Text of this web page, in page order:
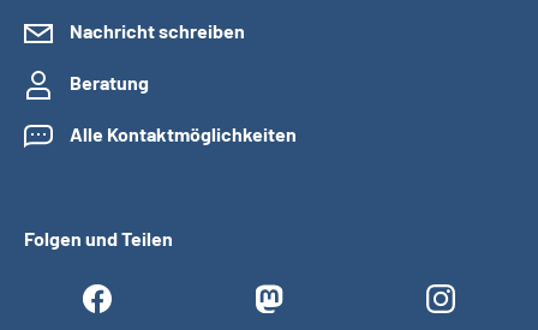
Nachricht schreiben
Beratung
Alle Kontaktmöglichkeiten
Folgen und Teilen